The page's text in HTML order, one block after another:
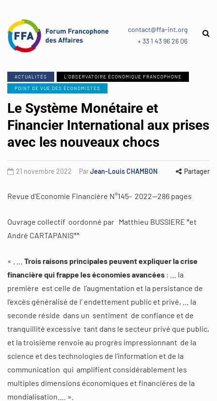
contact@ffa-int.org
+ 33 1 43 96 26 06
ACTUALITÉS
L'OBSERVATOIRE ÉCONOMIQUE FRANCOPHONE
POINT DE VUE DES ÉCONOMISTES
Le Système Monétaire et
Financier International aux prises
avec les nouveaux chocs
21 novembre 2022 ParJean-Louis CHAMBON Partager
Revue d’Economie Financière N°145- 2022—286 pages
Ouvrage collectif oordonné par Matthieu BUSSIERE *et
André CARTAPANIS**
« . … Trois raisons principales peuvent expliquer la crise
financière qui frappe les économies avancées : … la
première est celle de l’augmentation et la persistance de
l’excès généralisé de l’ endettement public et privé, … la
seconde réside dans un sentiment de confiance et de
tranquillité excessive tant dans le secteur privé que public,
et la troisième renvoie au progrès impressionnant de la
science et des technologies de l’information et de la
communication qui amplifient considérablement les
multiples dimensions économiques et financières de la
mondialisation…. ».